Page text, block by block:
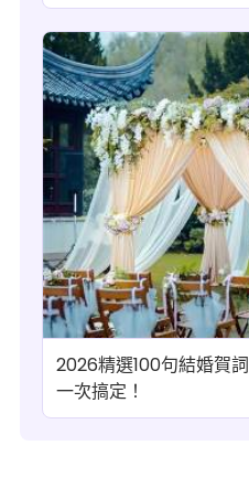
2026精選100句結婚賀
一次搞定！